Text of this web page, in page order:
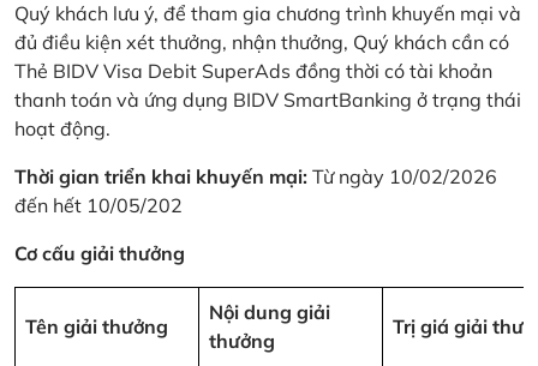
Quý khách lưu ý, để tham gia chương trình khuyến mại và
đủ điều kiện xét thưởng, nhận thưởng, Quý khách cần có
Thẻ BIDV Visa Debit SuperAds đồng thời có tài khoản
thanh toán và ứng dụng BIDV SmartBanking ở trạng thái
hoạt động.
Thời gian triển khai khuyến mại: Từ ngày 10/02/2026
đến hết 10/05/202
Cơ cấu giải thưởng
Tên giải thưởng
Nội dung giải
thưởng
Trị giá giải